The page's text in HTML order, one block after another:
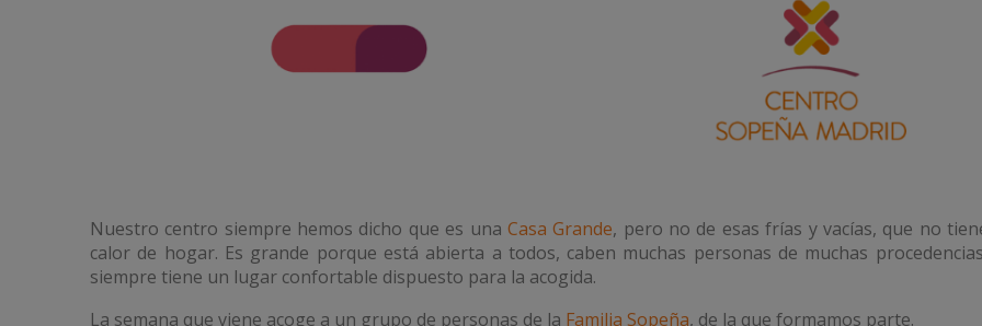
Nuestro centro siempre hemos dicho que es una Casa Grande, pero no de esas frías y vacías, que no
calor de hogar. Es grande porque está abierta a todos, caben muchas personas de muchas
siempre tiene un lugar confortable dispuesto para la acogida.
La semana que viene acoge a un grupo de personas de la Familia Sopeña, de la que formamos parte.